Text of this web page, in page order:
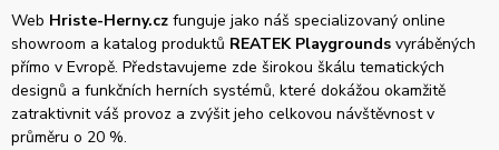
Web Hriste-Herny.cz funguje jako náš specializovaný online
showroom a katalog produktů REATEK Playgrounds vyráběných
přímo v Evropě. Představujeme zde širokou škálu tematických
designů a funkčních herních systémů, které dokážou okamžitě
zatraktivnit váš provoz a zvýšit jeho celkovou návštěvnost v
průměru o 20 %.